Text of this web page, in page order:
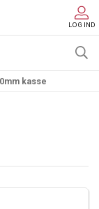
LOG IND
kasse